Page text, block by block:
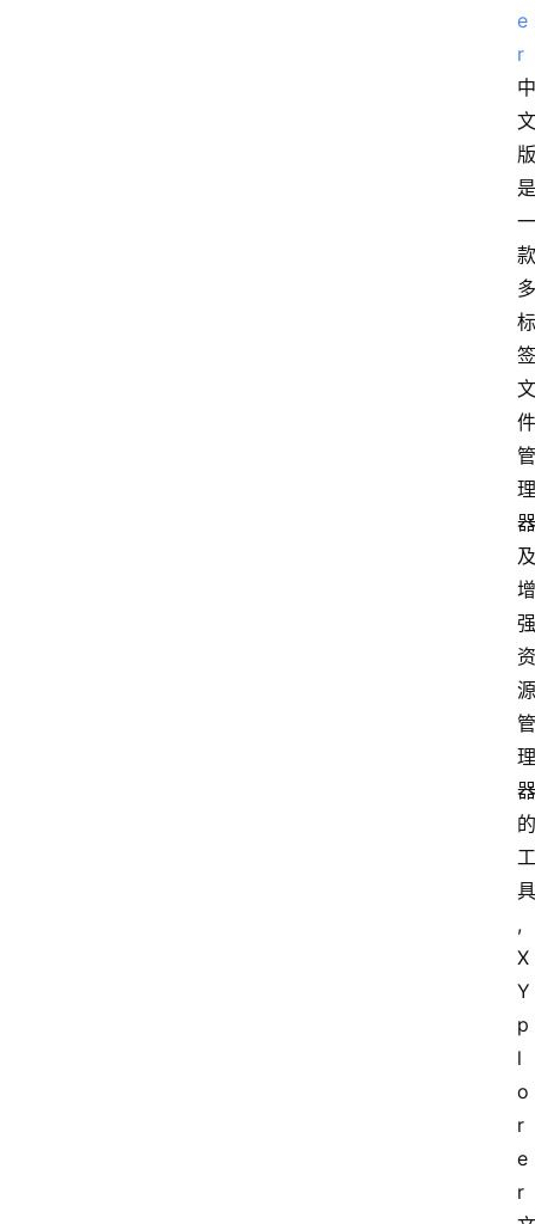
e
r
中
文
版
是
一
款
多
标
签
文
件
管
理
器
及
增
强
资
源
管
理
器
的
工
具
,
X
Y
p
l
o
r
e
r